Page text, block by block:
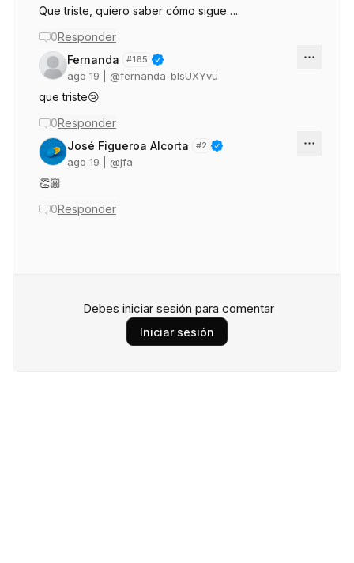
Que triste, quiero saber cómo sigue…..
0Responder
Fernanda
#165
ago 19 | @fernanda-bIsUXYvu
que triste😢
0Responder
José Figueroa Alcorta
#2
ago 19 | @jfa
👏🏼
0Responder
Debes iniciar sesión para comentar
Iniciar sesión